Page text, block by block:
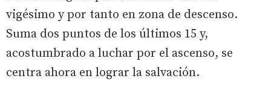
vigésimo y por tanto en zona de descenso.
Suma dos puntos de los últimos 15 y,
acostumbrado a luchar por el ascenso, se
centra ahora en lograr la salvación.